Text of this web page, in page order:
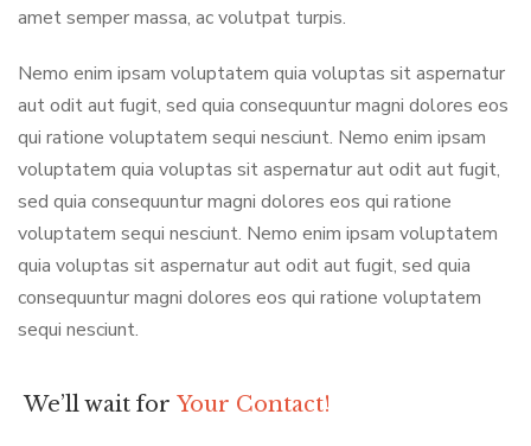
amet semper massa, ac volutpat turpis.
Nemo enim ipsam voluptatem quia voluptas sit aspernatur
aut odit aut fugit, sed quia consequuntur magni dolores eos
qui ratione voluptatem sequi nesciunt. Nemo enim ipsam
voluptatem quia voluptas sit aspernatur aut odit aut fugit,
sed quia consequuntur magni dolores eos qui ratione
voluptatem sequi nesciunt. Nemo enim ipsam voluptatem
quia voluptas sit aspernatur aut odit aut fugit, sed quia
consequuntur magni dolores eos qui ratione voluptatem
sequi nesciunt.
We’ll wait for Your Contact!